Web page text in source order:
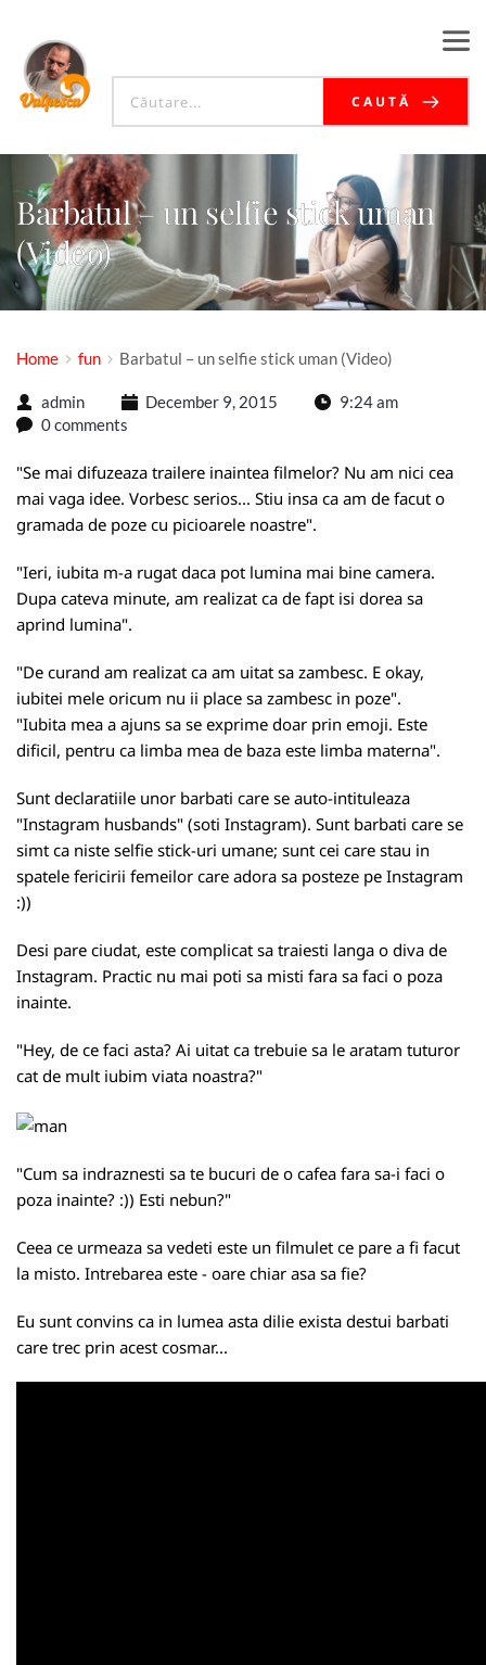
CAUTĂ
Barbatul – un selfie stick uman
(Video)
Home fun Barbatul – un selfie stick uman (Video)
admin December 9, 2015
9:24 am
0 comments
"Se mai difuzeaza trailere inaintea filmelor? Nu am nici cea
mai vaga idee. Vorbesc serios... Stiu insa ca am de facut o
gramada de poze cu picioarele noastre".
"Ieri, iubita m-a rugat daca pot lumina mai bine camera.
Dupa cateva minute, am realizat ca de fapt isi dorea sa
aprind lumina".
"De curand am realizat ca am uitat sa zambesc. E okay,
iubitei mele oricum nu ii place sa zambesc in poze".
"Iubita mea a ajuns sa se exprime doar prin emoji. Este
dificil, pentru ca limba mea de baza este limba materna".
Sunt declaratiile unor barbati care se auto-intituleaza
"Instagram husbands" (soti Instagram). Sunt barbati care se
simt ca niste selfie stick-uri umane; sunt cei care stau in
spatele fericirii femeilor care adora sa posteze pe Instagram
:))
Desi pare ciudat, este complicat sa traiesti langa o diva de
Instagram. Practic nu mai poti sa misti fara sa faci o poza
inainte.
"Hey, de ce faci asta? Ai uitat ca trebuie sa le aratam tuturor
cat de mult iubim viata noastra?"
"Cum sa indraznesti sa te bucuri de o cafea fara sa-i faci o
poza inainte? :)) Esti nebun?"
Ceea ce urmeaza sa vedeti este un filmulet ce pare a fi facut
la misto. Intrebarea este - oare chiar asa sa fie?
Eu sunt convins ca in lumea asta dilie exista destui barbati
care trec prin acest cosmar...